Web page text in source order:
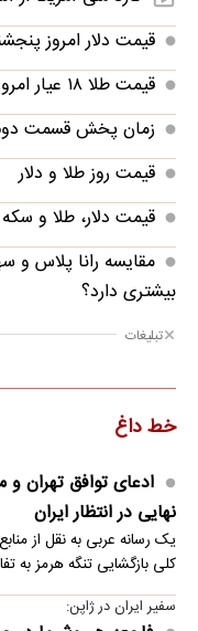
قیمت دلار امروز پنجشنبه ۱۵ مرداد
قیمت طلا ۱۸ عیار امروز پنجشنبه ۱۵ مرداد ۱۴۰۵
زمان پخش قسمت دوم
قیمت روز طلا و دلار
قیمت دلار، طلا و سکه امروز
بیشتری دارد؟
تبلیغات
خط داغ
ادعای توافق تهران
نهایی در انتظار ایران
یک رسانه عربی به نقل از
کلی بازگشایی تنگه هرمز به
سفیر ایران در ژاپن: